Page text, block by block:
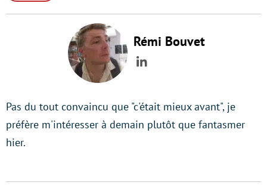
Rémi Bouvet
LinkedIn
Pas du tout convaincu que "c'était mieux avant", je
préfère m'intéresser à demain plutôt que fantasmer
hier.